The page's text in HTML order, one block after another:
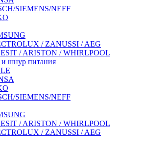
SIEMENS/NEFF
/ ZANUSSI / AEG
/ ARISTON / WHIRLPOOL
шнур питания
SIEMENS/NEFF
/ ARISTON / WHIRLPOOL
/ ZANUSSI / AEG